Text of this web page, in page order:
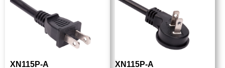
XN115P-A XN115P-A